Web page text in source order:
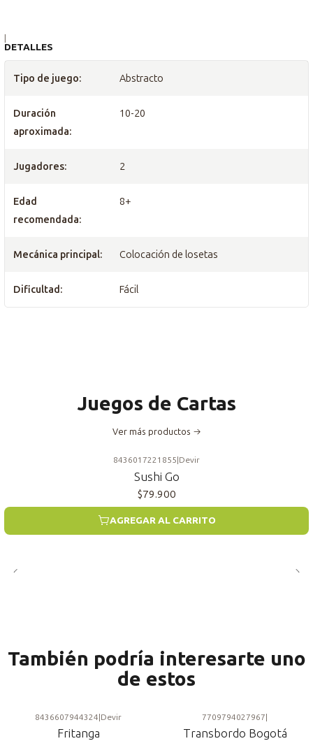
|
DETALLES
Tipo de juego: Abstracto
Duración
aproximada:
10-20
Jugadores: 2
Edad
recomendada:
8+
Mecánica principal: Colocación de losetas
Dificultad: Fácil
Juegos de Cartas
Ver más productos
8436017221855 Devir
Sushi Go
$79.900
AGREGAR AL CARRITO
También podría interesarte uno
de estos
8436607944324|Devir
Fritanga
7709794027967|
Transbordo Bogotá